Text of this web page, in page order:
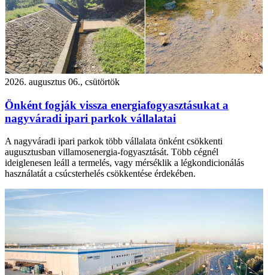
2026. augusztus 06., csütörtök
Önként fogják vissza energiafogyasztásukat a
nagyváradi ipari parkok vállalatai
A nagyváradi ipari parkok több vállalata önként csökkenti
augusztusban villamosenergia-fogyasztását. Több cégnél
ideiglenesen leáll a termelés, vagy mérséklik a légkondicionálás
használatát a csúcsterhelés csökkentése érdekében.